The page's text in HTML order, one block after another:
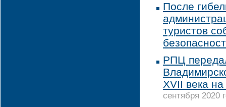
После
туристов
РПЦ
XVII века
сентября 2020